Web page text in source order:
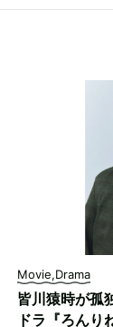
Movie,Drama
皆川猿時が孤
ドラ『ろんり